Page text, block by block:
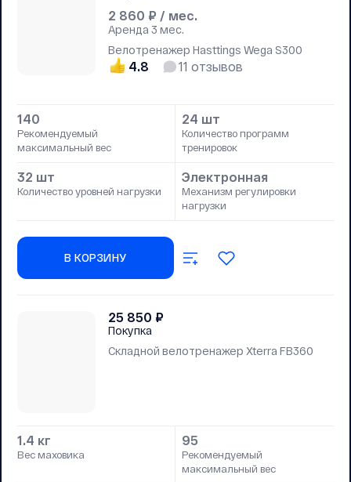
2 860 ₽ / мес.
Аренда 3 мес.
Велотренажер Hasttings Wega S300
4.8 11 отзывов
140
Рекомендуемый
максимальный вес
24 шт
Количество программ
тренировок
32 шт
Количество уровней нагрузки
Электронная
Механизм регулировки
нагрузки
В КОРЗИНУ
25 850 ₽
Покупка
Складной велотренажер Xterra FB360
1.4 кг
Вес маховика
95
Рекомендуемый
максимальный вес